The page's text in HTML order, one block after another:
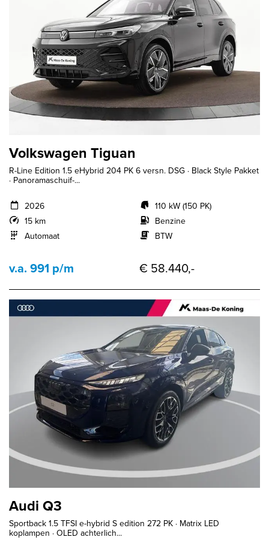
Volkswagen Tiguan
R-Line Edition 1.5 eHybrid 204 PK 6 versn. DSG · Black Style Pakket
· Panoramaschuif-...
2026
15 km
Automaat
110 kW (150 PK)
Benzine
BTW
v.a. 991 p/m € 58.440,-
Audi Q3
Sportback 1.5 TFSI e-hybrid S edition 272 PK · Matrix LED
koplampen · OLED achterlich...